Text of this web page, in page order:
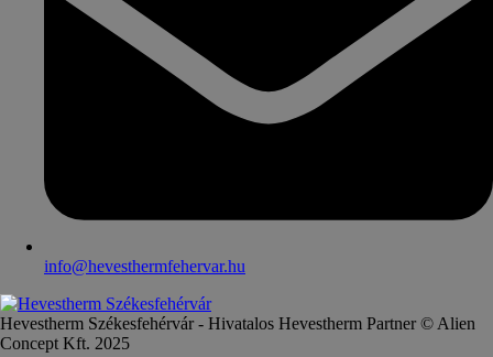
info@hevesthermfehervar.hu
Hevestherm Székesfehérvár - Hivatalos Hevestherm Partner © Alien
Concept Kft. 2025